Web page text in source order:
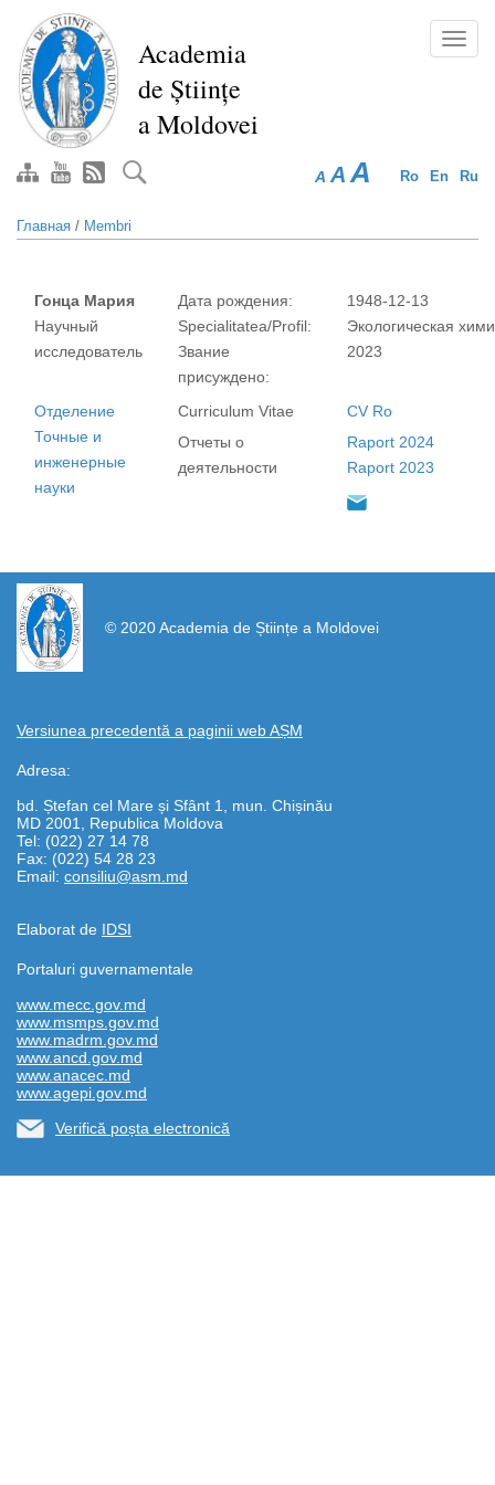
Перейти
основному
содержанию
Academia
de Științe
a Moldovei
Ro En Ru
A A A
Главная / Membri
Гонца Мария
Научный
исследователь
Дата рождения:
Specialitatea/Profil:
Звание
присуждено:
1948-12-13
Экологическая
2023
Отделение
Точные и
инженерные
науки
Curriculum Vitae
Отчеты о
деятельности
CV Ro
Raport 2024
Raport 2023
© 2020 Academia de Științe a Moldovei
Versiunea precedentă a paginii web AȘM
Adresa:
bd. Ștefan cel Mare și Sfânt 1, mun. Chișinău
MD 2001, Republica Moldova
Tel: (022) 27 14 78
Fax: (022) 54 28 23
Email: consiliu@asm.md
Elaborat de IDSI
https://propletenie.ru/
Portaluri guvernamentale
www.mecc.gov.md
www.msmps.gov.md
www.madrm.gov.md
www.ancd.gov.md
www.anacec.md
www.agepi.gov.md
Verifică poșta electronică